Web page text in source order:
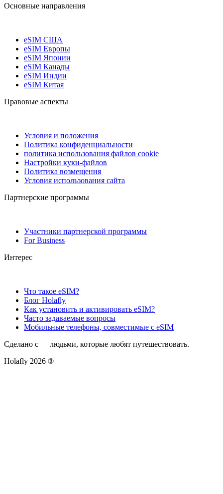
Основные направления
eSIM США
eSIM Европы
eSIM Японии
eSIM Канады
eSIM Индии
eSIM Китая
Правовые аспекты
Условия и положения
Политика конфиденциальности
политика использования файлов cookie
Настройки куки-файлов
Политика возмещения
Условия использования сайта
Партнерские программы
Участники партнерской программы
For Business
Интерес
Что такое eSIM?
Блог Holafly
Как установить и активировать eSIM?
Часто задаваемые вопросы
Мобильные телефоны, совместимые с eSIM
Сделано с
людьми, которые любят путешествовать.
Holafly 2026 ®